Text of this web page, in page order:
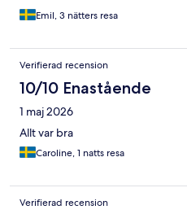
Emil, 3 nätters resa
Verifierad recension
10/10 Enastående
1 maj 2026
Allt var bra
Caroline, 1 natts resa
Verifierad recension